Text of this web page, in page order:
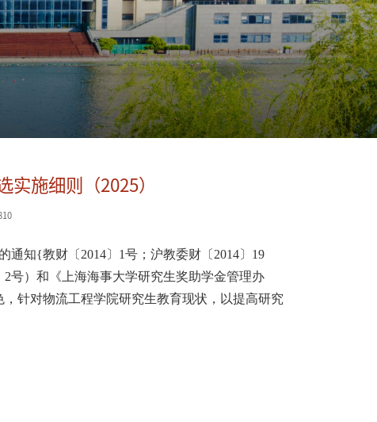
施细则（2025）
通知{教财〔 2014〕 1号；沪教委财〔 2014〕 19
2号）和《上海海事大学研究生奖助学金管理办
针对物流工程学院研究生教育现状，以提高研究